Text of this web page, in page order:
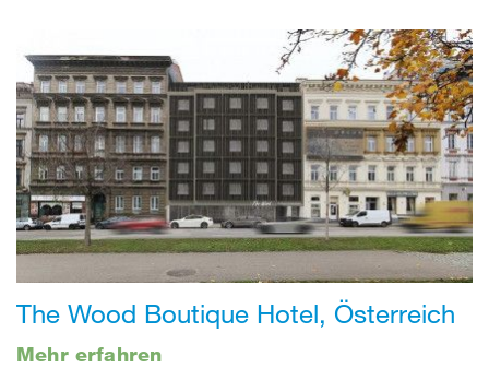
The Wood Boutique Hotel, Österreich
Mehr erfahren